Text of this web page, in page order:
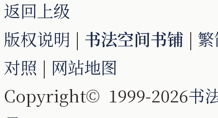
返回上级
版权说明 | 书法空间书铺 |
对照 | 网站地图
Copyright© 1999-2026书